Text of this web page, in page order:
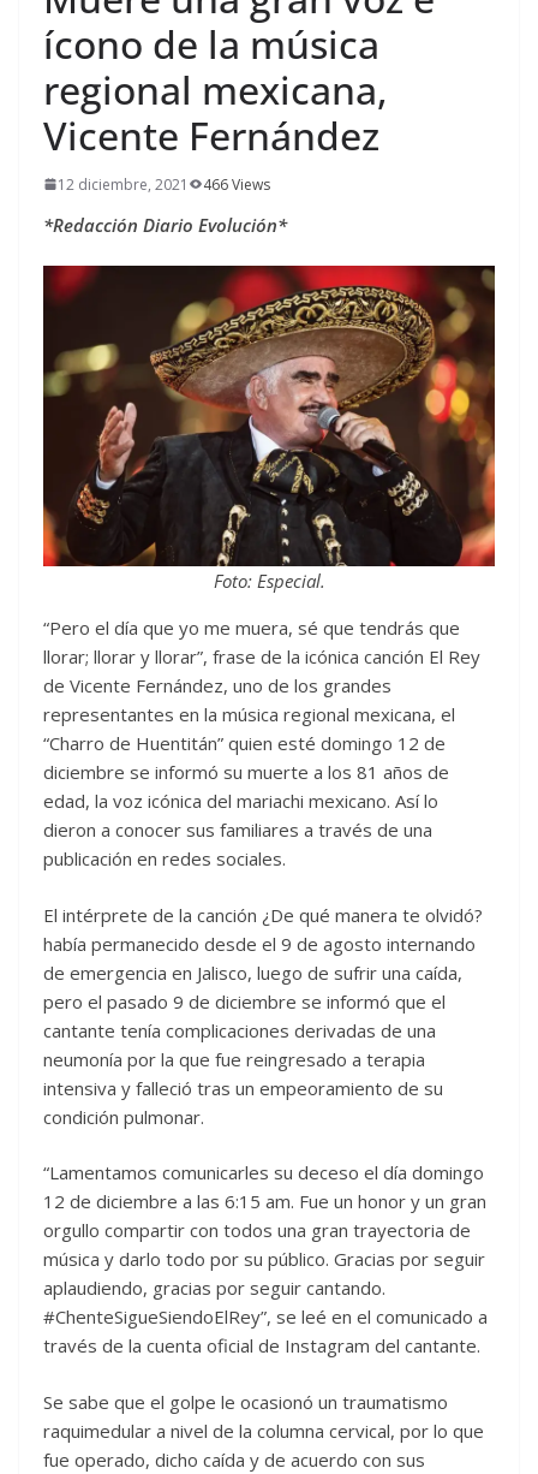
ícono de la música
regional mexicana,
Vicente Fernández
12 diciembre, 2021 466 Views
*Redacción Diario Evolución*
Foto: Especial.
“Pero el día que yo me muera, sé que tendrás que
llorar; llorar y llorar”, frase de la icónica canción El Rey
de Vicente Fernández, uno de los grandes
representantes en la música regional mexicana, el
“Charro de Huentitán” quien esté domingo 12 de
diciembre se informó su muerte a los 81 años de
edad, la voz icónica del mariachi mexicano. Así lo
dieron a conocer sus familiares a través de una
publicación en redes sociales.
El intérprete de la canción ¿De qué manera te olvidó?
había permanecido desde el 9 de agosto internando
de emergencia en Jalisco, luego de sufrir una caída,
pero el pasado 9 de diciembre se informó que el
cantante tenía complicaciones derivadas de una
neumonía por la que fue reingresado a terapia
intensiva y falleció tras un empeoramiento de su
condición pulmonar.
“Lamentamos comunicarles su deceso el día domingo
12 de diciembre a las 6:15 am. Fue un honor y un gran
orgullo compartir con todos una gran trayectoria de
música y darlo todo por su público. Gracias por seguir
aplaudiendo, gracias por seguir cantando.
#ChenteSigueSiendoElRey”, se leé en el comunicado a
través de la cuenta oficial de Instagram del cantante.
Se sabe que el golpe le ocasionó un traumatismo
raquimedular a nivel de la columna cervical, por lo que
fue operado, dicho caída y de acuerdo con sus